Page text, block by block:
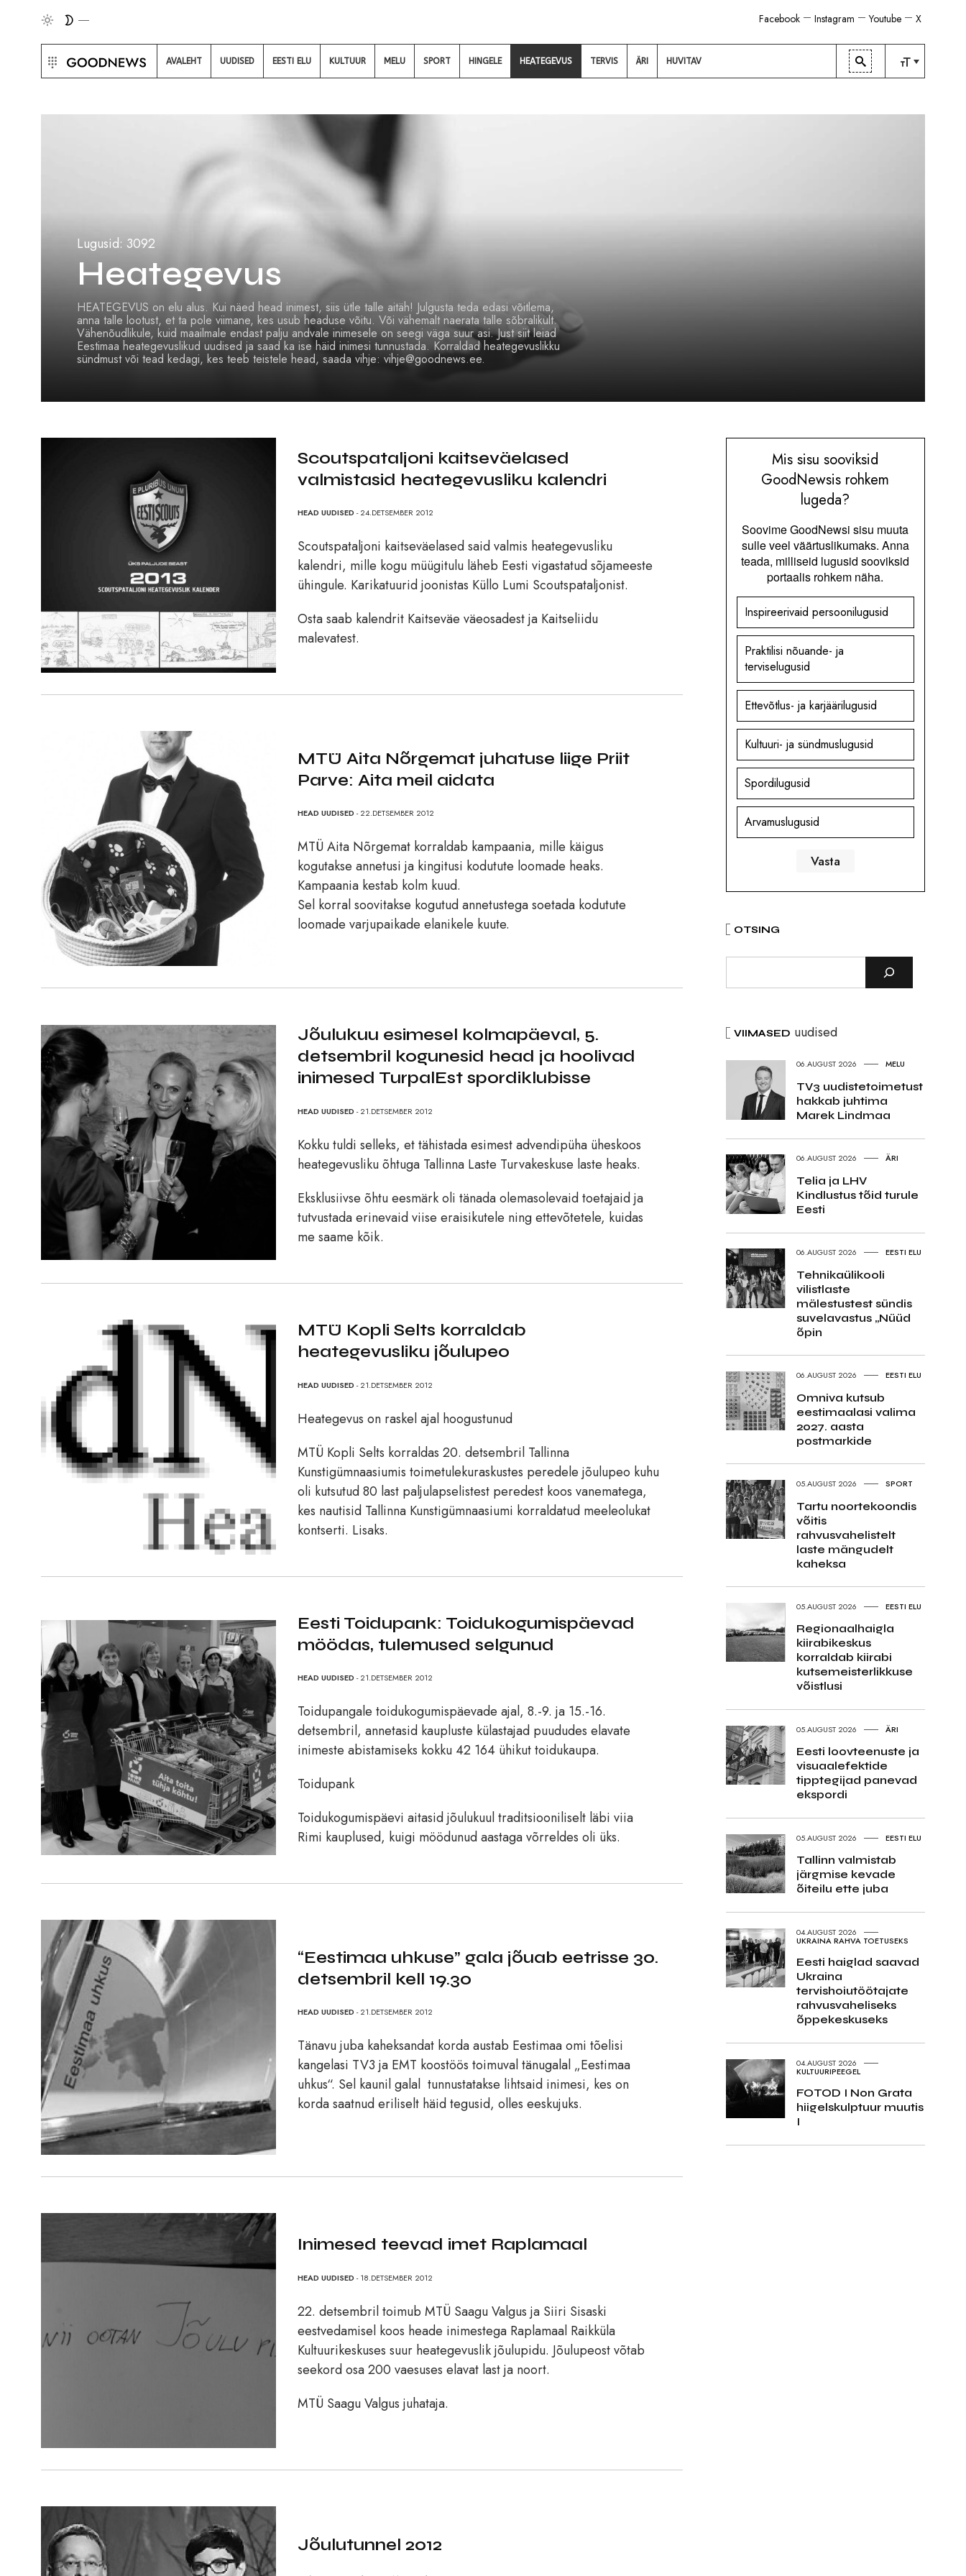
X
Youtube
Instagram
Facebook
AVALEHT UUDISED EESTI ELU KULTUUR MELU SPORT HINGELE HEATEGEVUS TERVIS ÄRI HUVITAV
KESKMINE
Lugusid: 3092
Heategevus
HEATEGEVUS on elu alus. Kui näed head inimest, siis ütle talle aitäh! Julgusta teda edasi võitlema,
anna talle lootust, et ta pole viimane, kes usub headuse võitu. Või vähemalt naerata talle sõbralikult.
Vähenõudlikule, kuid maailmale endast palju andvale inimesele on seegi väga suur asi. Just siit leiad
Eestimaa heategevuslikud uudised ja saad ka ise häid inimesi tunnustada. Korraldad heategevuslikku
sündmust või tead kedagi, kes teeb teistele head, saada vihje: vihje@goodnews.ee.
Scoutspataljoni kaitseväelased
valmistasid heategevusliku kalendri
HEAD UUDISED - 24.DETSEMBER 2012
Scoutspataljoni kaitseväelased said valmis heategevusliku
kalendri, mille kogu müügitulu läheb Eesti vigastatud sõjameeste
ühingule. Karikatuurid joonistas Küllo Lumi Scoutspataljonist.
Osta saab kalendrit Kaitseväe väeosadest ja Kaitseliidu
malevatest.
MTÜ Aita Nõrgemat juhatuse liige Priit
Parve: Aita meil aidata
HEAD UUDISED - 22.DETSEMBER 2012
MTÜ Aita Nõrgemat korraldab kampaania, mille käigus
kogutakse annetusi ja kingitusi kodutute loomade heaks.
Kampaania kestab kolm kuud.
Sel korral soovitakse kogutud annetustega soetada kodutute
loomade varjupaikade elanikele kuute.
Jõulukuu esimesel kolmapäeval, 5.
detsembril kogunesid head ja hoolivad
inimesed TurpalEst spordiklubisse
HEAD UUDISED - 21.DETSEMBER 2012
Kokku tuldi selleks, et tähistada esimest advendipüha üheskoos
heategevusliku õhtuga Tallinna Laste Turvakeskuse laste heaks.
Eksklusiivse õhtu eesmärk oli tänada olemasolevaid toetajaid ja
tutvustada erinevaid viise eraisikutele ning ettevõtetele, kuidas
me saame kõik.
MTÜ Kopli Selts korraldab
heategevusliku jõulupeo
HEAD UUDISED - 21.DETSEMBER 2012
Heategevus on raskel ajal hoogustunud
MTÜ Kopli Selts korraldas 20. detsembril Tallinna
Kunstigümnaasiumis toimetulekuraskustes peredele jõulupeo kuhu
oli kutsutud 80 last paljulapselistest peredest koos vanematega,
kes nautisid Tallinna Kunstigümnaasiumi korraldatud meeleolukat
kontserti. Lisaks.
Eesti Toidupank: Toidukogumispäevad
möödas, tulemused selgunud
HEAD UUDISED - 21.DETSEMBER 2012
Toidupangale toidukogumispäevade ajal, 8.-9. ja 15.-16.
detsembril, annetasid kaupluste külastajad puududes elavate
inimeste abistamiseks kokku 42 164 ühikut toidukaupa.
Toidupank
Toidukogumispäevi aitasid jõulukuul traditsiooniliselt läbi viia
Rimi kauplused, kuigi möödunud aastaga võrreldes oli üks.
“Eestimaa uhkuse” gala jõuab eetrisse 30.
detsembril kell 19.30
HEAD UUDISED - 21.DETSEMBER 2012
Tänavu juba kaheksandat korda austab Eestimaa omi tõelisi
kangelasi TV3 ja EMT koostöös toimuval tänugalal „Eestimaa
uhkus“. Sel kaunil galal tunnustatakse lihtsaid inimesi, kes on
korda saatnud eriliselt häid tegusid, olles eeskujuks.
Inimesed teevad imet Raplamaal
HEAD UUDISED - 18.DETSEMBER 2012
22. detsembril toimub MTÜ Saagu Valgus ja Siiri Sisaski
eestvedamisel koos heade inimestega Raplamaal Raikküla
Kultuurikeskuses suur heategevuslik jõulupidu. Jõulupeost võtab
seekord osa 200 vaesuses elavat last ja noort.
MTÜ Saagu Valgus juhataja.
Jõulutunnel 2012
Mis sisu sooviksid
GoodNewsis rohkem
lugeda?
Soovime GoodNewsi sisu muuta
sulle veel väärtuslikumaks. Anna
teada, milliseid lugusid sooviksid
portaalis rohkem näha.
Inspireerivaid persoonilugusid
Praktilisi nõuande- ja
terviselugusid
Ettevõtlus- ja karjäärilugusid
Kultuuri- ja sündmuslugusid
Spordilugusid
Arvamuslugusid
OTSING
VIIMASED uudised
06.AUGUST 2026 MELU
TV3 uudistetoimetust
hakkab juhtima
Marek Lindmaa
06.AUGUST 2026 ÄRI
Telia ja LHV
Kindlustus tõid turule
Eesti
06.AUGUST 2026 EESTI ELU
Tehnikaülikooli
vilistlaste
mälestustest sündis
suvelavastus „Nüüd
õpin
06.AUGUST 2026 EESTI ELU
Omniva kutsub
eestimaalasi valima
2027. aasta
postmarkide
05.AUGUST 2026 SPORT
Tartu noortekoondis
võitis
rahvusvahelistelt
laste mängudelt
kaheksa
05.AUGUST 2026 EESTI ELU
Regionaalhaigla
kiirabikeskus
korraldab kiirabi
kutsemeisterlikkuse
võistlusi
05.AUGUST 2026 ÄRI
Eesti loovteenuste ja
visuaalefektide
tipptegijad panevad
ekspordi
05.AUGUST 2026 EESTI ELU
Tallinn valmistab
järgmise kevade
õiteilu ette juba
04.AUGUST 2026
UKRAINA RAHVA TOETUSEKS
Eesti haiglad saavad
Ukraina
tervishoiutöötajate
rahvusvaheliseks
õppekeskuseks
04.AUGUST 2026
KULTUURIPEEGEL
FOTOD I Non Grata
hiigelskulptuur muutis
I